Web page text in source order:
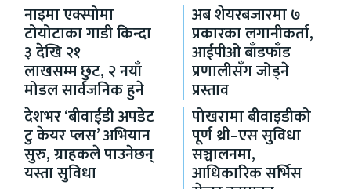
नाइमा एक्स्पोमा
टोयोटाका गाडी किन्दा
३ देखि २१
लाखसम्म छुट, २ नयाँ
मोडल सार्वजनिक हुने
अब शेयरबजारमा ७
प्रकारका लगानीकर्ता,
आईपीओ बाँडफाँड
प्रणालीसँग जोड्ने
प्रस्ताव
देशभर ‘बीवाईडी अपडेट
टु केयर प्लस’ अभियान
सुरु, ग्राहकले पाउनेछन्
यस्ता सुविधा
पोखरामा बीवाइडीको
पूर्ण थ्री–एस सुविधा
सञ्चालनमा,
आधिकारिक सर्भिस